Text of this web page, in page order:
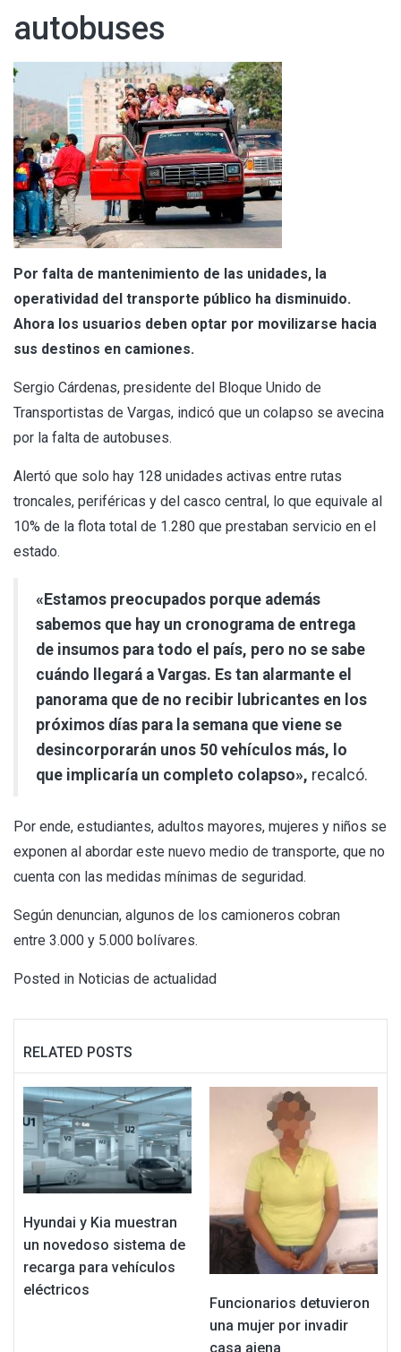
autobuses
Por falta de mantenimiento de las unidades, la
operatividad del transporte público ha disminuido.
Ahora los usuarios deben optar por movilizarse hacia
sus destinos en camiones.
Sergio Cárdenas, presidente del Bloque Unido de
Transportistas de Vargas, indicó que un colapso se avecina
por la falta de autobuses.
Alertó que solo hay 128 unidades activas entre rutas
troncales, periféricas y del casco central, lo que equivale al
10% de la flota total de 1.280 que prestaban servicio en el
estado.
«Estamos preocupados porque además
sabemos que hay un cronograma de entrega
de insumos para todo el país, pero no se sabe
cuándo llegará a Vargas. Es tan alarmante el
panorama que de no recibir lubricantes en los
próximos días para la semana que viene se
desincorporarán unos 50 vehículos más, lo
que implicaría un completo colapso», recalcó.
Por ende, estudiantes, adultos mayores, mujeres y niños se
exponen al abordar este nuevo medio de transporte, que no
cuenta con las medidas mínimas de seguridad.
Según denuncian, algunos de los camioneros cobran
entre 3.000 y 5.000 bolívares.
Posted in Noticias de actualidad
RELATED POSTS
Hyundai y Kia muestran
un novedoso sistema de
recarga para vehículos
eléctricos
Funcionarios detuvieron
una mujer por invadir
casa ajena